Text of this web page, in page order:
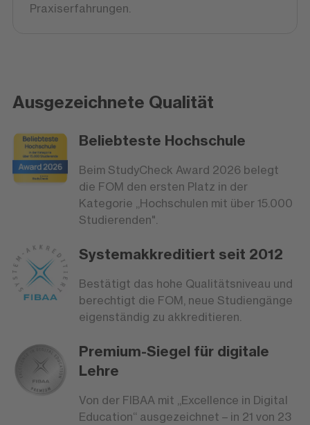
Praxiserfahrungen.
Ausgezeichnete Qualität
Beliebteste Hochschule
Beim StudyCheck Award 2026 belegt
die FOM den ersten Platz in der
Kategorie „Hochschulen mit über 15.000
Studierenden".
Systemakkreditiert seit 2012
Bestätigt das hohe Qualitätsniveau und
berechtigt die FOM, neue Studiengänge
eigenständig zu akkreditieren.
Premium-Siegel für digitale
Lehre
Von der FIBAA mit „Excellence in Digital
Education“ ausgezeichnet – in 21 von 23